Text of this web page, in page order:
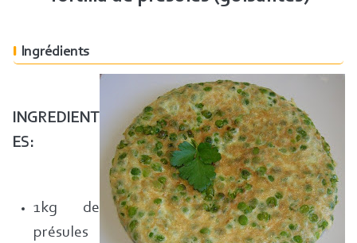
Ingrédients
INGREDIENT
ES:
1kg de
présules